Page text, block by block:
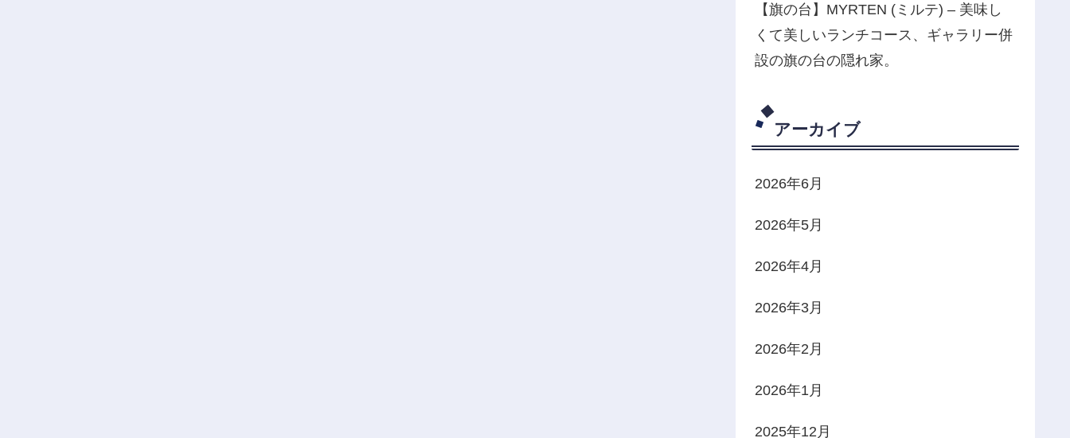
【旗の台】MYRTEN (ミルテ) – 美味し
くて美しいランチコース、ギャラリー併
設の旗の台の隠れ家。
アーカイブ
2026年6月
2026年5月
2026年4月
2026年3月
2026年2月
2026年1月
2025年12月